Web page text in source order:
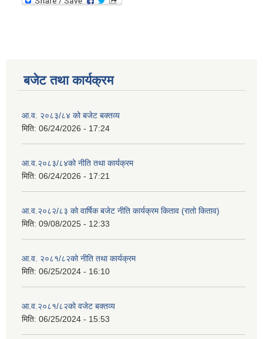
बजेट तथा कार्यक्रम
आ.व. २०८३/८४ को बजेट बक्तव्य
मिति: 06/24/2026 - 17:24
आ.व.२०८३/८४को नीति तथा कार्यक्रम
मिति: 06/24/2026 - 17:21
आ.व.२०८२/८३ को वार्षिक बजेट नीति कार्यक्रम किताव (रातो किताव)
मिति: 09/08/2025 - 12:33
आ.व. २०८१/८२को नीति तथा कार्यक्रम
मिति: 06/25/2024 - 16:10
आ.व.२०८१/८२को वजेट बक्तव्य
मिति: 06/25/2024 - 15:53